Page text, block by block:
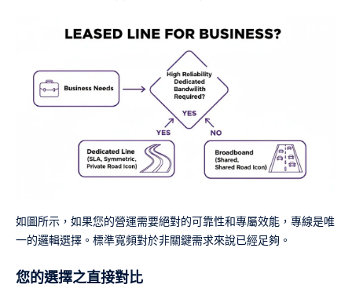
如圖所示，如果您的營運需要絕對的可靠性和專屬效能，專線是唯
一的邏輯選擇。標準寬頻對於非關鍵需求來說已經足夠。
您的選擇之直接對比